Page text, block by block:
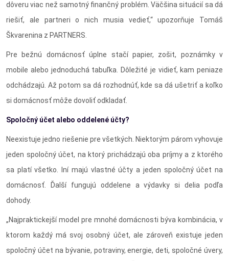
dôveru viac než samotný finančný problém. Väčšina situácií sa dá
riešiť, ale partneri o nich musia vedieť,“ upozorňuje Tomáš
Škvarenina z PARTNERS.
Pre bežnú domácnosť úplne stačí papier, zošit, poznámky v
mobile alebo jednoduchá tabuľka. Dôležité je vidieť, kam peniaze
odchádzajú. Až potom sa dá rozhodnúť, kde sa dá ušetriť a koľko
si domácnosť môže dovoliť odkladať.
Spoločný účet alebo oddelené účty?
Neexistuje jedno riešenie pre všetkých. Niektorým párom vyhovuje
jeden spoločný účet, na ktorý prichádzajú oba príjmy a z ktorého
sa platí všetko. Iní majú vlastné účty a jeden spoločný účet na
domácnosť. Ďalší fungujú oddelene a výdavky si delia podľa
dohody.
„Najpraktickejší model pre mnohé domácnosti býva kombinácia, v
ktorom každý má svoj osobný účet, ale zároveň existuje jeden
spoločný účet na bývanie, potraviny, energie, deti, spoločné úvery,